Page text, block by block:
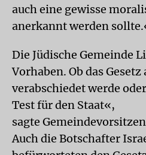
auch eine gewisse
anerkannt werden
Die Jüdische Gemeinde
Vorhaben. Ob das Gesetz
verabschiedet werde
Test für den Staat«,
sagte
Auch die Botschafter